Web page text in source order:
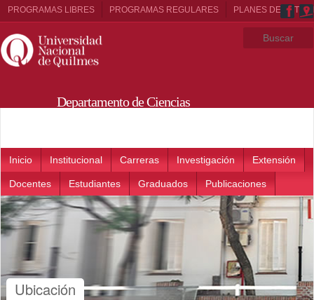
PROGRAMAS LIBRES PROGRAMAS REGULARES PLANES DE
Departamento de Ciencias
Main menu
Inicio Institucional Carreras Investigación Extensión
Docentes Estudiantes Graduados Publicaciones
Ubicación